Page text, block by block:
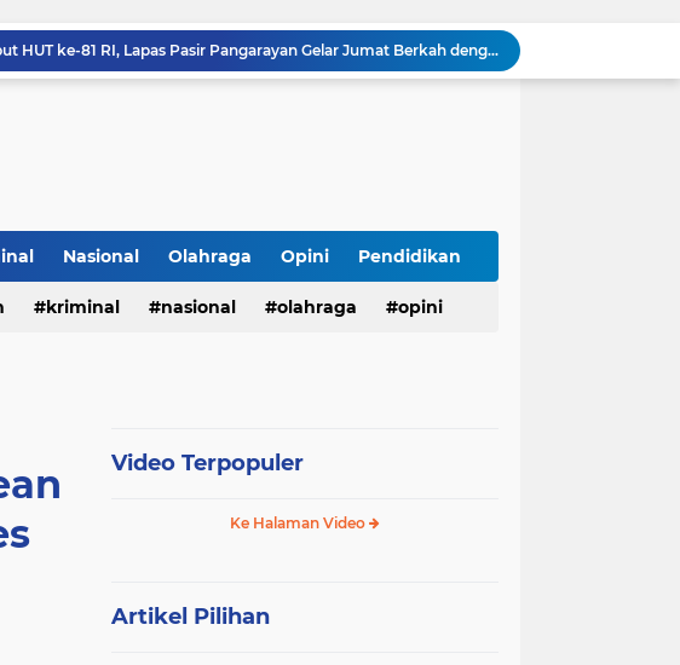
Sambut HUT ke-81 RI, Lapas Pasir Pangarayan Gelar Jumat Berkah dengan Berbagi Sembako kepada Warga Kurang Mampu
APBD Gelontorkan Rp. 23 Miliar untuk DPRD Sampang, Gedung Wakil Rakyat Malah Lengang Saat Jam Kerja
Ringkus Satu Orang Tersangka, Satresnarkoba Polres Payakumbuh Amankan Satu Paket Sabu
Nasional Olahraga Opini Pendidikan
kriminal nasional olahraga opini
Video Terpopuler
Ke Halaman Video
Artikel Pilihan